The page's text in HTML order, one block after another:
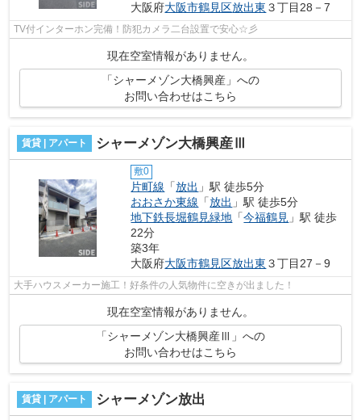
大阪府大阪市鶴見区放出東 ３丁目28－7
TV付インターホン完備！防犯カメラ二台設置で安心☆彡
現在空室情報がありません。
「シャーメゾン大橋興産」への
お問い合わせはこちら
賃貸 | アパート シャーメゾン大橋興産Ⅲ
敷0
片町線 「放出 」駅 徒歩5分
おおさか東線 「放出 」駅 徒歩5分
地下鉄長堀鶴見緑地 「今福鶴見 」駅 徒歩
22分
築3年
大阪府大阪市鶴見区放出東 ３丁目27－9
大手ハウスメーカー施工！好条件の人気物件に空きが出ました！
現在空室情報がありません。
「シャーメゾン大橋興産Ⅲ」への
お問い合わせはこちら
賃貸 | アパート シャーメゾン放出